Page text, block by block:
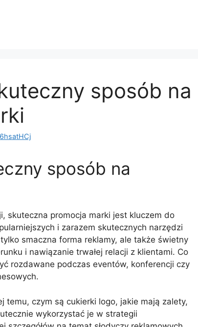
sposób na
sposób na
skuteczna promocja marki jest kluczem do
i zarazem skutecznych narzędzi
smaczna forma reklamy, ale także świetny
i nawiązanie trwałej relacji z klientami. Co
rozdawane podczas eventów, konferencji czy
temu, czym są cukierki logo, jakie mają zalety,
wykorzystać je w strategii